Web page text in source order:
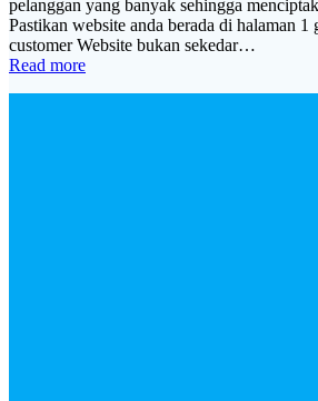
pelanggan yang banyak sehingga
Pastikan website anda berada di halaman
customer Website bukan sekedar…
Read more